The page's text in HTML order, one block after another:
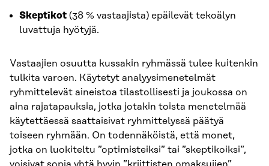
Skeptikot (38 % vastaajista) epäilevät tekoälyn
luvattuja hyötyjä.
Vastaajien osuutta kussakin ryhmässä tulee kuitenkin
tulkita varoen. Käytetyt analyysimenetelmät
ryhmittelevät aineistoa tilastollisesti ja joukossa on
aina rajatapauksia, jotka jotakin toista menetelmää
käytettäessä saattaisivat ryhmittelyssä päätyä
toiseen ryhmään. On todennäköistä, että monet,
jotka on luokiteltu ”optimisteiksi” tai ”skeptikoiksi”,